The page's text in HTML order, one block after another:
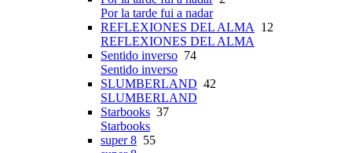
Por la tarde fui a nadar
REFLEXIONES DEL ALMA 12
REFLEXIONES DEL ALMA
Sentido inverso 74
Sentido inverso
SLUMBERLAND 42
SLUMBERLAND
Starbooks 37
Starbooks
super 8 55